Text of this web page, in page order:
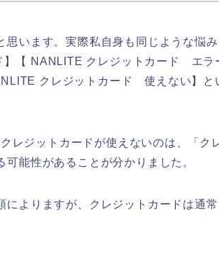
思います。実際私自身も同じような悩み
】【 NANLITE クレジットカード エラ
クレジットカード 使えない】と
レジットカードが使えないのは、「ク
能性があることが分かりました。
によりますが、クレジットカードは通